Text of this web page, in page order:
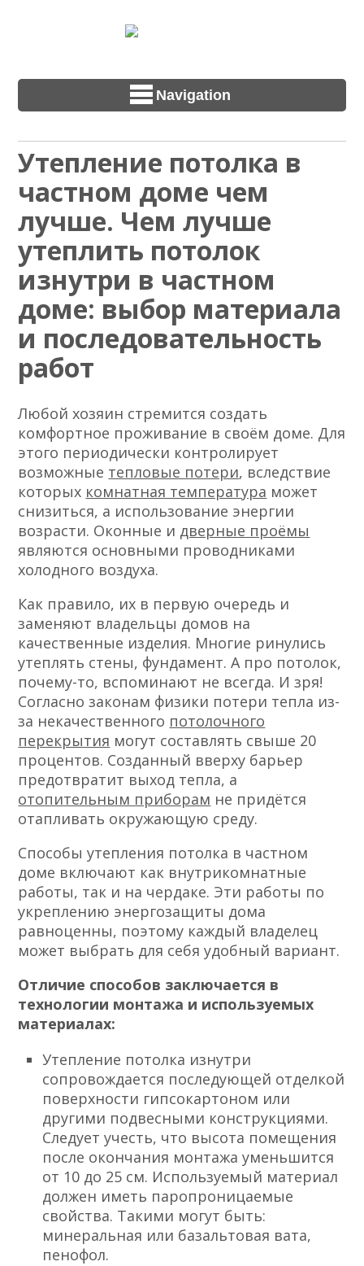
Navigation
Утепление потолка в
частном доме чем
лучше. Чем лучше
утеплить потолок
изнутри в частном
доме: выбор материала
и последовательность
работ
Любой хозяин стремится создать
комфортное проживание в своём доме. Для
этого периодически контролирует
возможные тепловые потери, вследствие
которых комнатная температура может
снизиться, а использование энергии
возрасти. Оконные и дверные проёмы
являются основными проводниками
холодного воздуха.
Как правило, их в первую очередь и
заменяют владельцы домов на
качественные изделия. Многие ринулись
утеплять стены, фундамент. А про потолок,
почему-то, вспоминают не всегда. И зря!
Согласно законам физики потери тепла из-
за некачественного потолочного
перекрытия могут составлять свыше 20
процентов. Созданный вверху барьер
предотвратит выход тепла, а
отопительным приборам не придётся
отапливать окружающую среду.
Способы утепления потолка в частном
доме включают как внутрикомнатные
работы, так и на чердаке. Эти работы по
укреплению энергозащиты дома
равноценны, поэтому каждый владелец
может выбрать для себя удобный вариант.
Отличие способов заключается в
технологии монтажа и используемых
материалах:
Утепление потолка изнутри
сопровождается последующей отделкой
поверхности гипсокартоном или
другими подвесными конструкциями.
Следует учесть, что высота помещения
после окончания монтажа уменьшится
от 10 до 25 см. Используемый материал
должен иметь паропроницаемые
свойства. Такими могут быть:
минеральная или базальтовая вата,
пенофол.